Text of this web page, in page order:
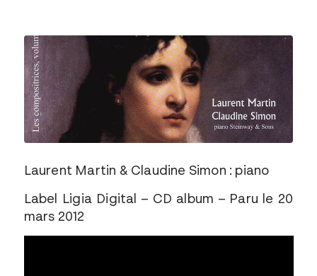
Laurent Martin & Claudine Simon : piano
Label Ligia Digital – CD album – Paru le 20
mars 2012